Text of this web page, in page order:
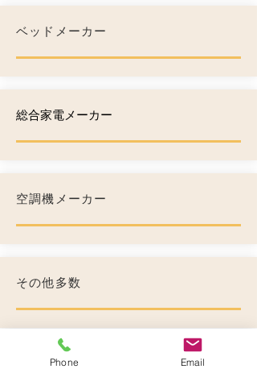
ベッドメーカー
​総合家電メーカー
空調機メーカー
​その他多数
アクセス access
Phone Email